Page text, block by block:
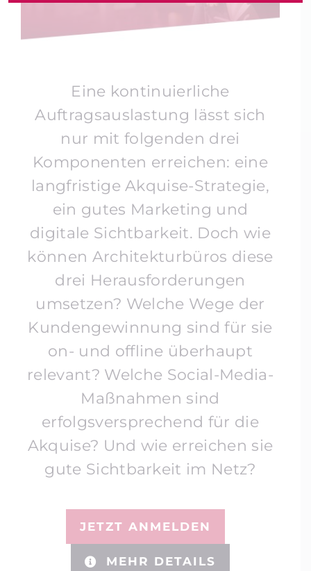
Eine kontinuierliche
Auftragsauslastung lässt sich
nur mit folgenden drei
Komponenten erreichen: eine
langfristige Akquise-Strategie,
ein gutes Marketing und
digitale Sichtbarkeit. Doch wie
können Architekturbüros diese
drei Herausforderungen
umsetzen? Welche Wege der
Kundengewinnung sind für sie
on- und offline überhaupt
relevant? Welche Social-Media-
Maßnahmen sind
erfolgsversprechend für die
Akquise? Und wie erreichen sie
gute Sichtbarkeit im Netz?
JETZT ANMELDEN
MEHR DETAILS